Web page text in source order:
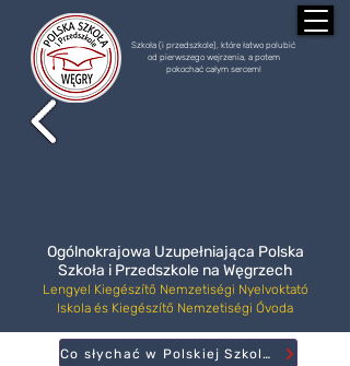
Szkoła (i przedszkole), które łatwo polubić
od pierwszego wejrzenia, a potem
pokochać całym sercem!
Ogólnokrajowa Uzupełniająca Polska
Szkoła i Przedszkole na Węgrzech
Lengyel Kiegészítő Nemzetiségi Nyelvoktató
Iskola és Kiegészítő Nemzetiségi Óvoda
Co słychać w Polskiej Szkole?